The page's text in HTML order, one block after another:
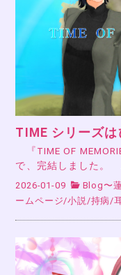
TIME シリーズ
『TIME OF
で、完結しました。
2026-01-09 Blog〜
ームページ/小説 /持病 /